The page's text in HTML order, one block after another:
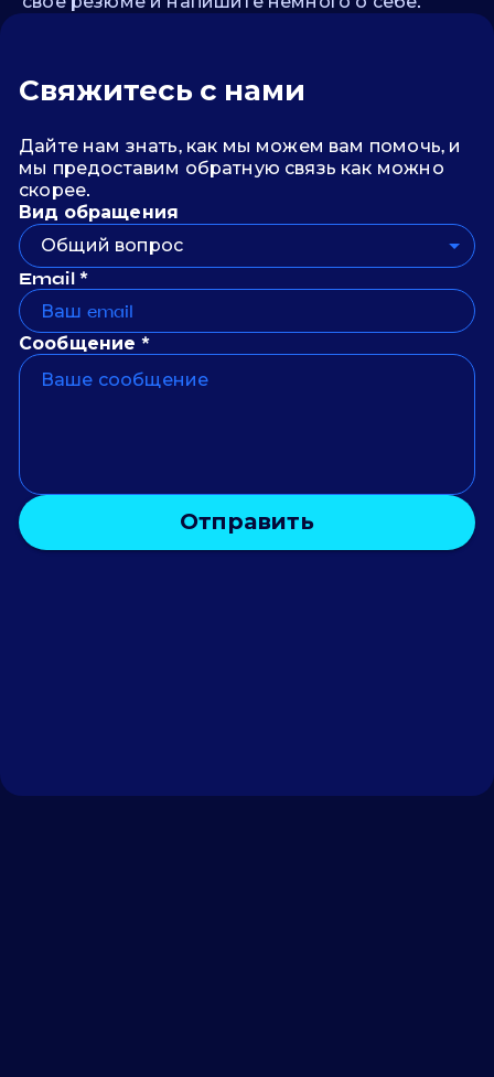
Свяжитесь с нами
Дайте нам знать, как мы можем вам помочь, и
мы предоставим обратную связь как можно
скорее.
Вид обращения
Общий вопрос
Email *
Сообщение *
Отправить